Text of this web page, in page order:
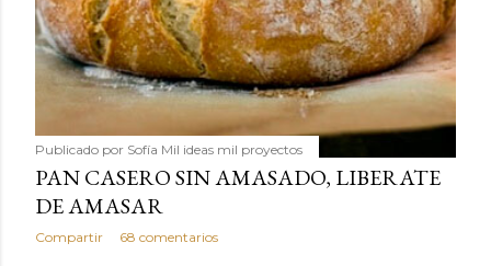
Publicado por Sofía Mil ideas mil proyectos
PAN CASERO SIN AMASADO, LIBERATE
DE AMASAR
Compartir 68 comentarios